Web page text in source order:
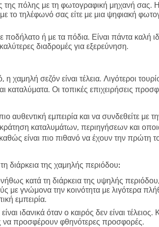
της πόλης με τη φωτογραφική μηχανή
με το τηλέφωνό σας είτε με μια ψηφιακή
ή με τα πόδια. Είναι πάντα καλή
διαδρομές για εξερεύνηση.
σεζόν είναι τέλεια. Λιγότεροι
καταλύματα. Οι τοπικές επιχειρήσεις
αυθεντική εμπειρία και να συνδεθείτε με
καταλυμάτων, περιηγήσεων και
καθώς είναι πιο πιθανό να έχουν την πρώτη
διάρκεια της χαμηλής περιόδου:
κατά τη διάρκεια της υψηλής
με γνώμονα την κοινότητα με λιγότερα
εμπειρία.
ιδανικά όταν ο καιρός δεν είναι τέλειος.
να προσφέρουν φθηνότερες προσφορές.